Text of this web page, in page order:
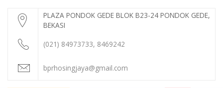
content
PLAZA PONDOK GEDE BLOK B23-24 PONDOK GEDE,
BEKASI
(021) 84973733, 8469242
bprhosingjaya@gmail.com